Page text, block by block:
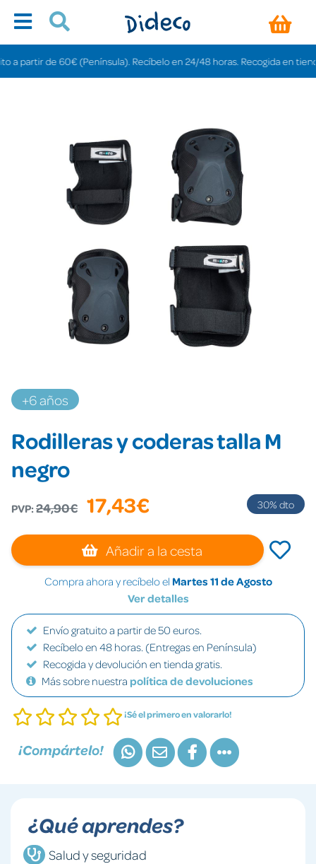
de 60€ (Península). Recíbelo en 24/48 horas. Recogida en tiendas
+6 años
Rodilleras y coderas talla M
negro
PVP: 24,90€ 17,43€ 30% dto
Añadir a la cesta
Compra ahora y recíbelo el Martes 11 de Agosto
Ver detalles
Envío gratuito a partir de 50 euros.
Recíbelo en 48 horas. (Entregas en Península)
Recogida y devolución en tienda gratis.
Más sobre nuestra política de devoluciones
¡Sé el primero en valorarlo!
¡Compártelo!
¿Qué aprendes?
Salud y seguridad